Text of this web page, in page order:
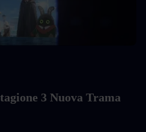
3 Nuova Trama